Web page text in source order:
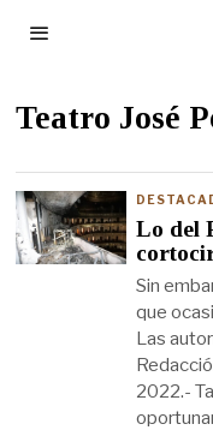
Teatro José
Lo del
Sin
que
Las
2022.-